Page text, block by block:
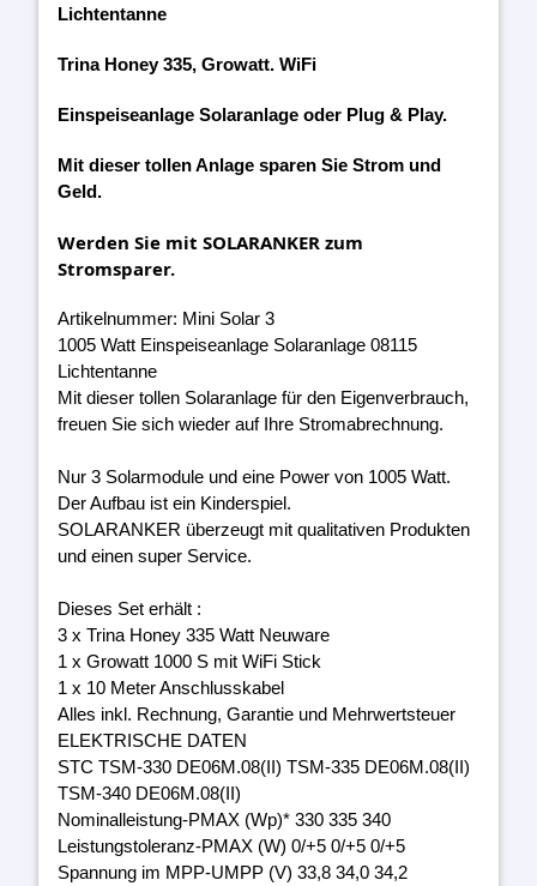
Lichtentanne
Trina Honey 335, Growatt. WiFi
Einspeiseanlage Solaranlage oder Plug & Play.
Mit dieser tollen Anlage sparen Sie Strom und
Geld.
Werden Sie mit SOLARANKER zum
Stromsparer.
Artikelnummer: Mini Solar 3
1005 Watt Einspeiseanlage Solaranlage 08115
Lichtentanne
Mit dieser tollen Solaranlage für den Eigenverbrauch,
freuen Sie sich wieder auf Ihre Stromabrechnung.
Nur 3 Solarmodule und eine Power von 1005 Watt.
Der Aufbau ist ein Kinderspiel.
SOLARANKER überzeugt mit qualitativen Produkten
und einen super Service.
Dieses Set erhält :
3 x Trina Honey 335 Watt Neuware
1 x Growatt 1000 S mit WiFi Stick
1 x 10 Meter Anschlusskabel
Alles inkl. Rechnung, Garantie und Mehrwertsteuer
ELEKTRISCHE DATEN
STC TSM-330 DE06M.08(II) TSM-335 DE06M.08(II)
TSM-340 DE06M.08(II)
Nominalleistung-PMAX (Wp)* 330 335 340
Leistungstoleranz-PMAX (W) 0/+5 0/+5 0/+5
Spannung im MPP-UMPP (V) 33,8 34,0 34,2